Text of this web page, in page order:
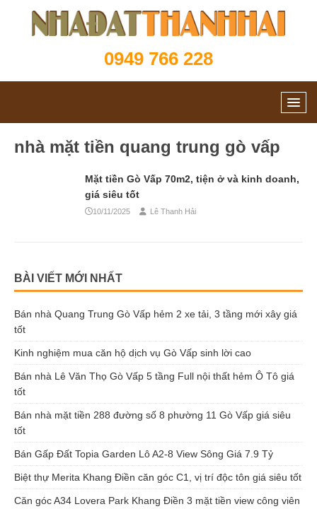
0949 766 228
nhà mặt tiền quang trung gò vấp
Mặt tiền Gò Vấp 70m2, tiện ở và kinh doanh,
giá siêu tốt
10/11/2025 Lê Thanh Hải
BÀI VIẾT MỚI NHẤT
Bán nhà Quang Trung Gò Vấp hẻm 2 xe tải, 3 tầng mới xây giá
tốt
Kinh nghiệm mua căn hộ dịch vụ Gò Vấp sinh lời cao
Bán nhà Lê Văn Thọ Gò Vấp 5 tầng Full nội thất hẻm Ô Tô giá
tốt
Bán nhà mặt tiền 288 đường số 8 phường 11 Gò Vấp giá siêu
tốt
Bán Gấp Đất Topia Garden Lô A2-8 View Sông Giá 7.9 Tỷ
Biệt thự Merita Khang Điền căn góc C1, vị trí độc tôn giá siêu tốt
Căn góc A34 Lovera Park Khang Điền 3 mặt tiền view công viên